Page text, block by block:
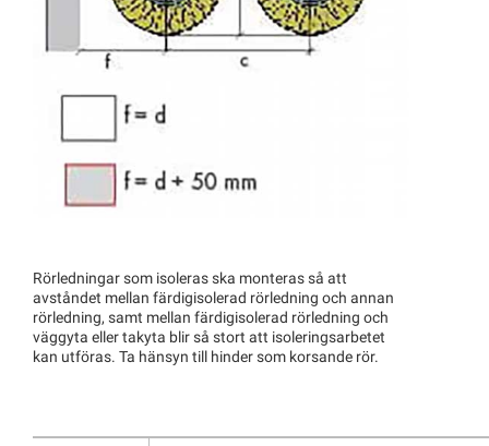
Rörledningar som isoleras ska monteras så att
avståndet mellan färdigisolerad rörledning och annan
rörledning, samt mellan färdigisolerad rörledning och
väggyta eller takyta blir så stort att isoleringsarbetet
kan utföras. Ta hänsyn till hinder som korsande rör.